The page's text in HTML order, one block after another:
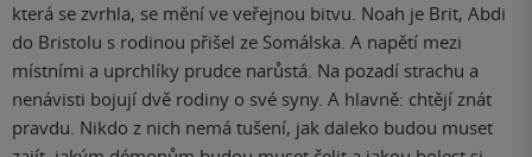
která se zvrhla, se mění ve veřejnou bitvu. Noah je Brit, Abdi
do Bristolu s rodinou přišel ze Somálska. A napětí mezi
místními a uprchlíky prudce narůstá. Na pozadí strachu a
nenávisti bojují dvě rodiny o své syny. A hlavně: chtějí znát
pravdu. Nikdo z nich nemá tušení, jak daleko budou muset